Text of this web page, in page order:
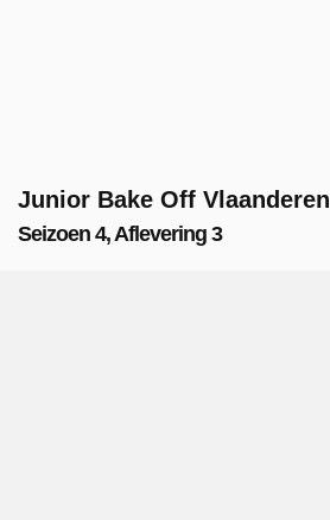
Junior Bake Off Vlaanderen
Seizoen 4, Aflevering 3